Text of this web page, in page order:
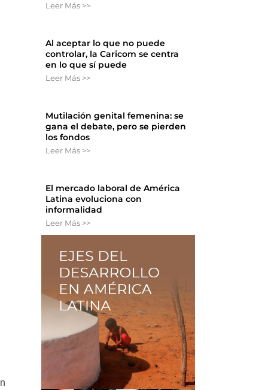
Leer Más >>
Al aceptar lo que no puede
controlar, la Caricom se centra
en lo que sí puede
Leer Más >>
Mutilación genital femenina: se
gana el debate, pero se pierden
los fondos
Leer Más >>
El mercado laboral de América
Latina evoluciona con
informalidad
Leer Más >>